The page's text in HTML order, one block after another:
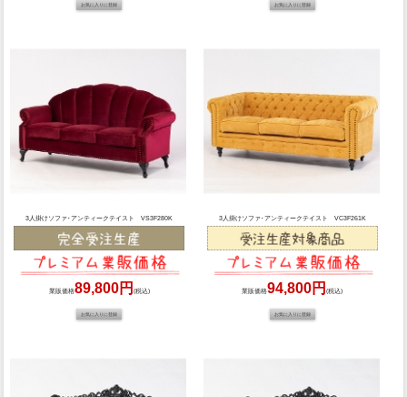
3人掛けソファ･アンティークテイスト VS3F280K
業販価格89,800円 (税込)
3人掛けソファ･アンティークテイスト VC3F261K
業販価格94,800円(税込)